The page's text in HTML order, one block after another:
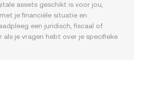
assets geschikt is voor jou,
je financiële situatie en
een juridisch, fiscaal of
als je vragen hebt over je specifieke